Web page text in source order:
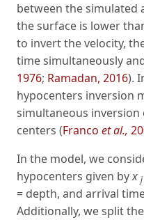
between the simulated
the surface is lower
to invert the velocity,
time simultaneously
1976; Ramadan, 2016).
hypocenters inversion
simultaneous inversion
centers (Franco et al.,
In the model, we
hypocenters given byx j
= depth, and arrival
Additionally, we split